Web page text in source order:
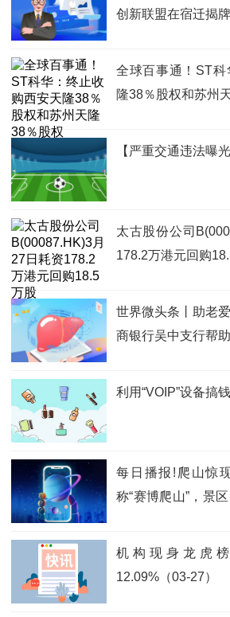
创新联盟在宿迁揭
全球百事通！ST
隆38％股权和苏州
【严重交通违法曝
太古股份公司
178.2万港元回购
世界微头条丨助老
商银行吴中支行帮
利用“VOIP”设备搞
每日播报!爬山惊
称“赛博爬山”，景
机构现身龙虎
12.09%（03-27）